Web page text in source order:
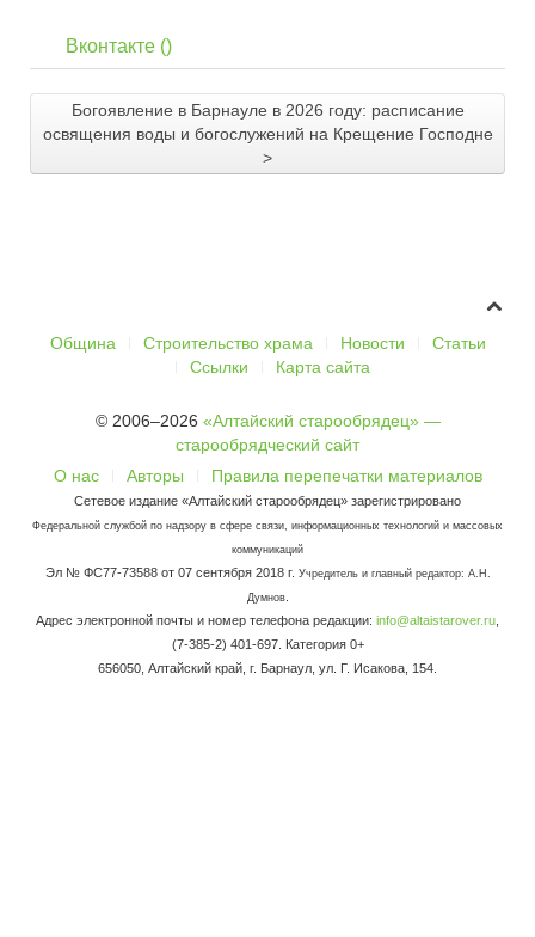
Вконтакте ()
Богоявление в Барнауле в 2026 году: расписание
освящения воды и богослужений на Крещение Господне
>
Община Строительство храма Новости
Статьи
Ссылки
Карта сайта
© 2006–2026 «Алтайский старообрядец» —
старообрядческий сайт
О нас
Авторы Правила перепечатки материалов
Сетевое издание «Алтайский старообрядец» зарегистрировано
Федеральной службой по надзору в сфере связи, информационных технологий и массовых
коммуникаций
Эл № ФС77-73588 от 07 сентября 2018 г. Учредитель и главный редактор: А.Н.
Думнов.
Адрес электронной почты и номер телефона редакции: info@altaistarover.ru
(7-385-2) 401-697. Категория 0+
656050, Алтайский край, г. Барнаул, ул. Г. Исакова, 154.